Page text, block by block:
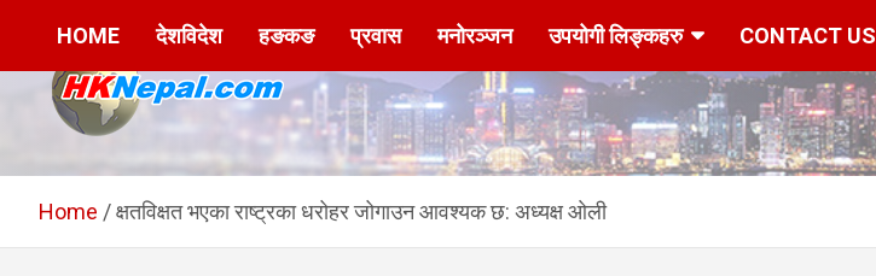
HKNepal.com –
हङकङबाट सञ्चालित पहिलो
hknepal, hknepal.com, hk nepal, hk nepal com
HOME देशविदेश हङकङ प्रवास मनोरञ्जन उपयोगी लिङ्कहरु CONTACT US
Home क्षतविक्षत भएका राष्ट्रका धरोहर जोगाउन आवश्यक छ: अध्यक्ष ओली